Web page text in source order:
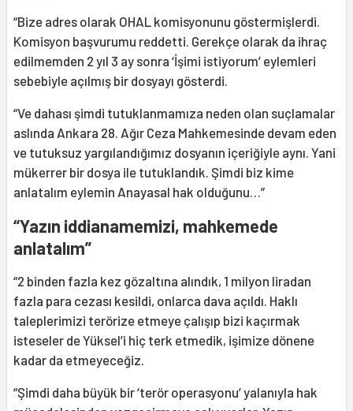
“Bize adres olarak OHAL komisyonunu göstermişlerdi.
Komisyon başvurumu reddetti. Gerekçe olarak da ihraç
edilmemden 2 yıl 3 ay sonra ‘İşimi istiyorum’ eylemleri
sebebiyle açılmış bir dosyayı gösterdi.
“Ve dahası şimdi tutuklanmamıza neden olan suçlamalar
aslında Ankara 28. Ağır Ceza Mahkemesinde devam eden
ve tutuksuz yargılandığımız dosyanın içeriğiyle aynı. Yani
mükerrer bir dosya ile tutuklandık. Şimdi biz kime
anlatalım eylemin Anayasal hak olduğunu…”
“Yazın iddianamemizi, mahkemede
anlatalım”
“2 binden fazla kez gözaltına alındık, 1 milyon liradan
fazla para cezası kesildi, onlarca dava açıldı. Haklı
taleplerimizi terörize etmeye çalışıp bizi kaçırmak
isteseler de Yüksel’i hiç terk etmedik, işimize dönene
kadar da etmeyeceğiz.
“Şimdi daha büyük bir ‘terör operasyonu’ yalanıyla hak